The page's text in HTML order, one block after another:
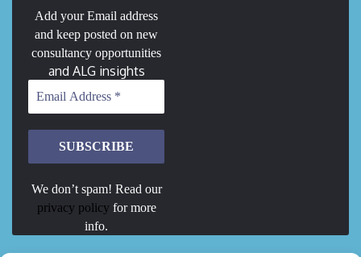
Add your Email address
and keep posted on new
consultancy opportunities
and ALG insights
We don’t spam! Read our
privacy policy for more
info.